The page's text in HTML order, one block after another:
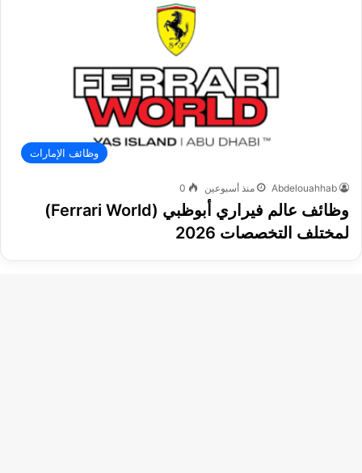
وظائف الإمارات
Abdelouahhab منذ أسبوعين 0
وظائف عالم فيراري أبوظبي (Ferrari World)
لمختلف التخصصات 2026